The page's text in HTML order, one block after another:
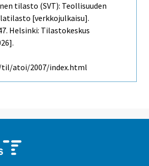
tilasto (SVT): Teollisuuden
[verkkojulkaisu].
Helsinki: Tilastokeskus
atoi/2007/index.html